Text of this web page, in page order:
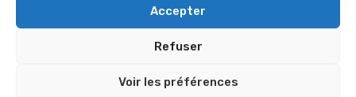
Accepter
Refuser
Voir les préférences